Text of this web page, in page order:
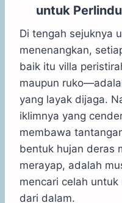
untuk
Di tengah sejuknya
menenangkan,
baik itu villa
maupun
yang layak dijaga.
iklimnya yang
membawa
bentuk hujan deras
merayap, adalah
mencari celah
dari dalam.